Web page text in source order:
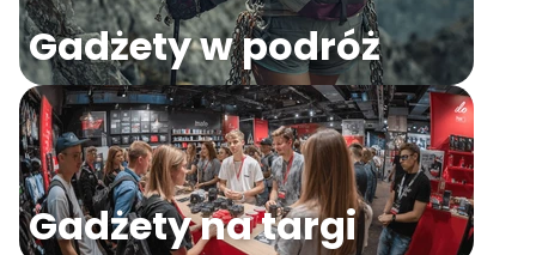
Gadżety w podróż
Gadżety na targi